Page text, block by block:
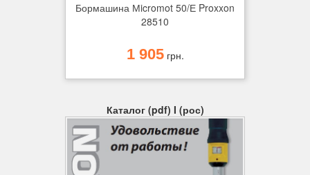
Бормашина Мicromot 50/Е Proxxon
28510
1 905грн.
Каталог (pdf) I (рос)